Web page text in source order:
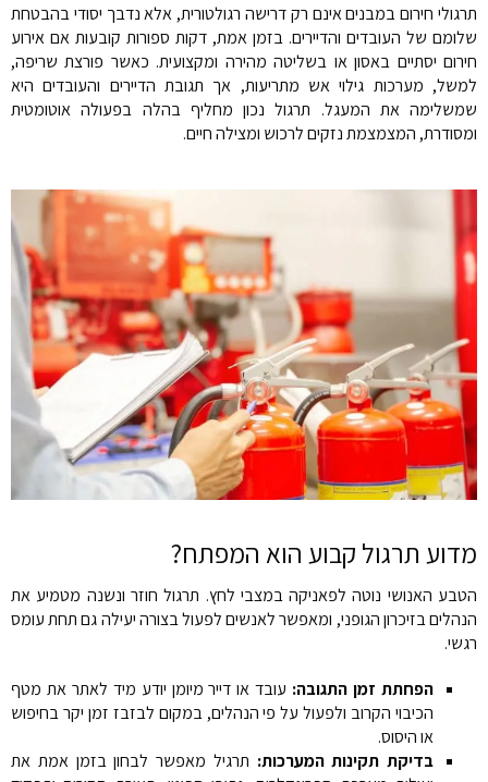
תרגולי חירום במבנים אינם רק דרישה רגולטורית, אלא נדבך יסודי בהבטחת
שלומם של העובדים והדיירים. בזמן אמת, דקות ספורות קובעות אם אירוע
חירום יסתיים באסון או בשליטה מהירה ומקצועית. כאשר פורצת שריפה,
למשל, מערכות גילוי אש מתריעות, אך תגובת הדיירים והעובדים היא
שמשלימה את המעגל. תרגול נכון מחליף בהלה בפעולה אוטומטית
ומסודרת, המצמצמת נזקים לרכוש ומצילה חיים.
מדוע תרגול קבוע הוא המפתח?
הטבע האנושי נוטה לפאניקה במצבי לחץ. תרגול חוזר ונשנה מטמיע את
הנהלים בזיכרון הגופני, ומאפשר לאנשים לפעול בצורה יעילה גם תחת עומס
רגשי.
הפחתת זמן התגובה: עובד או דייר מיומן יודע מיד לאתר את מטף
הכיבוי הקרוב ולפעול על פי הנהלים, במקום לבזבז זמן יקר בחיפוש
או היסוס.
בדיקת תקינות המערכות: תרגיל מאפשר לבחון בזמן אמת את